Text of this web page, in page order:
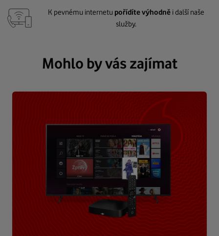
K pevnému internetu pořídíte výhodně i další naše
služby.
Mohlo by vás zajímat